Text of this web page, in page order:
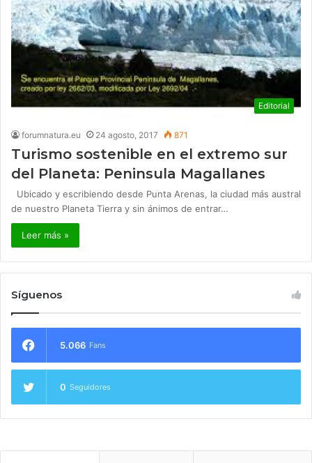
Editorial
forumnatura.eu 24 agosto, 2017 871
Turismo sostenible en el extremo sur
del Planeta: Peninsula Magallanes
Ubicado y escribiendo desde Punta Arenas, la ciudad más austral
de nuestro Planeta Tierra y sin ánimos de entrar…
Leer más »
Síguenos
5.066 Fans
0 Seguidores